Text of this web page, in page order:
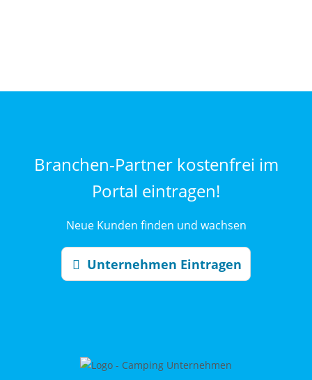
Branchen-Partner kostenfrei im
Portal eintragen!
Neue Kunden finden und wachsen
Unternehmen Eintragen